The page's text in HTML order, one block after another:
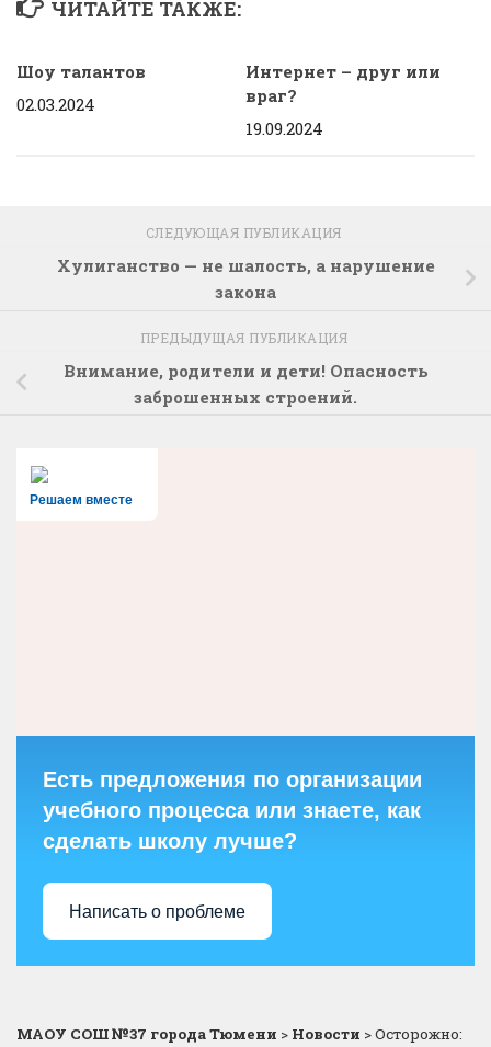
ЧИТАЙТЕ ТАКЖЕ:
Шоу талантов
02.03.2024
Интернет – друг или
враг?
19.09.2024
СЛЕДУЮЩАЯ ПУБЛИКАЦИЯ
Хулиганство — не шалость, а нарушение
закона
ПРЕДЫДУЩАЯ ПУБЛИКАЦИЯ
Внимание, родители и дети! Опасность
заброшенных строений.
Решаем вместе
Есть предложения по организации
учебного процесса или знаете, как
сделать школу лучше?
Написать о проблеме
МАОУ СОШ №37 города Тюмени > Новости >Осторожно: